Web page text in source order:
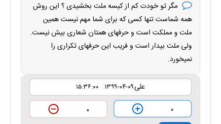
مگر تو خودت کم از کیسه ملت بخشیدی ؟ این روش
همه شماست تنها کسی که برای شما مهم نیست همین
ملت و مملکت است و حرفهای همتان شعاری بیش نیست.
ولی ملت بیدار است و فریب این حرفهای تکراری را
نمیخورد.
علی۱۳۹۹-۰۴-۰۹ ۱۵:۳۶:۰۰
۰
۰